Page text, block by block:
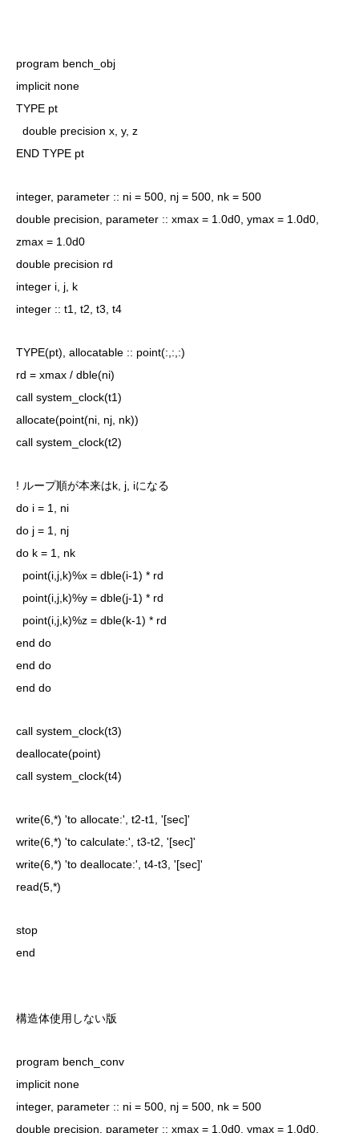
program bench_obj
implicit none
TYPE pt
double precision x, y, z
END TYPE pt
integer, parameter :: ni = 500, nj = 500, nk = 500
double precision, parameter :: xmax = 1.0d0, ymax = 1.0d0,
zmax = 1.0d0
double precision rd
integer i, j, k
integer :: t1, t2, t3, t4
TYPE(pt), allocatable :: point(:,:,:)
rd = xmax / dble(ni)
call system_clock(t1)
allocate(point(ni, nj, nk))
call system_clock(t2)
! ループ順が本来はk, j, iになる
do i = 1, ni
do j = 1, nj
do k = 1, nk
point(i,j,k)%x = dble(i-1) * rd
point(i,j,k)%y = dble(j-1) * rd
point(i,j,k)%z = dble(k-1) * rd
end do
end do
end do
call system_clock(t3)
deallocate(point)
call system_clock(t4)
write(6,*) 'to allocate:', t2-t1, '[sec]'
write(6,*) 'to calculate:', t3-t2, '[sec]'
write(6,*) 'to deallocate:', t4-t3, '[sec]'
read(5,*)
stop
end
構造体使用しない版
program bench_conv
implicit none
integer, parameter :: ni = 500, nj = 500, nk = 500
double precision, parameter :: xmax = 1.0d0, ymax = 1.0d0,